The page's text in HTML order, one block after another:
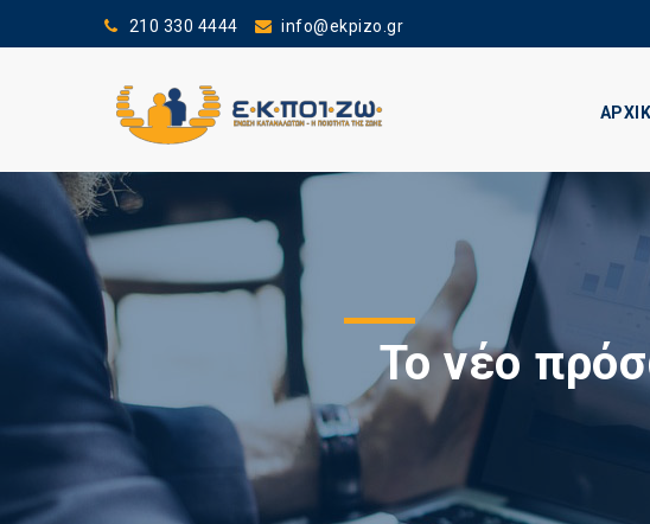
210 330 4444 info@ekpizo.gr
Το νέο